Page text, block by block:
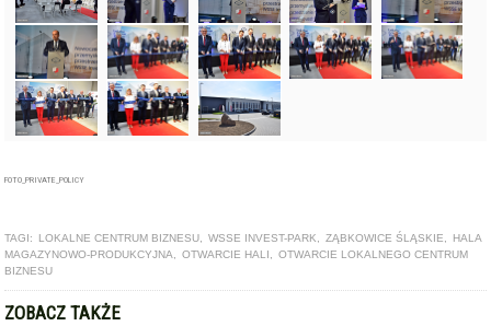
FOTO_PRIVATE_POLICY
TAGI: LOKALNE CENTRUM BIZNESU, WSSE INVEST-PARK, ZĄBKOWICE ŚLĄSKIE,
HALA
MAGAZYNOWO-PRODUKCYJNA, OTWARCIE HALI, OTWARCIE LOKALNEGO CENTRUM
BIZNESU
ZOBACZ TAKŻE